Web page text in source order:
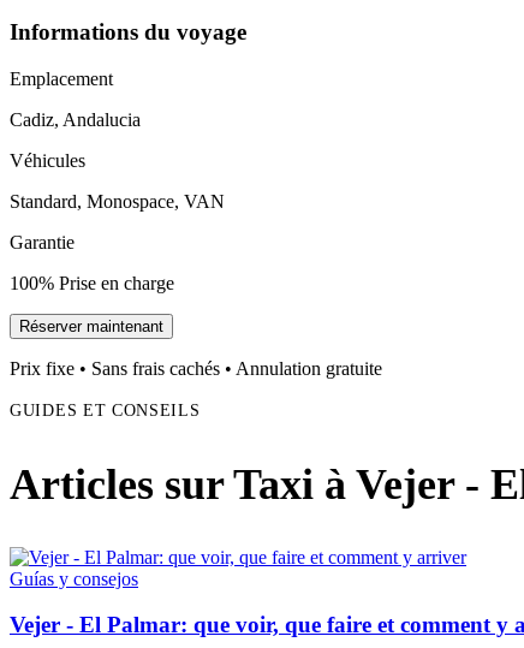
Informations du voyage
Emplacement
Cadiz, Andalucia
Véhicules
Standard, Monospace, VAN
Garantie
100% Prise en charge
Réserver maintenant
Prix fixe • Sans frais cachés • Annulation gratuite
GUIDES ET CONSEILS
Articles sur Taxi à Vejer -
Guías y consejos
Vejer - El Palmar: que voir, que faire et comment y